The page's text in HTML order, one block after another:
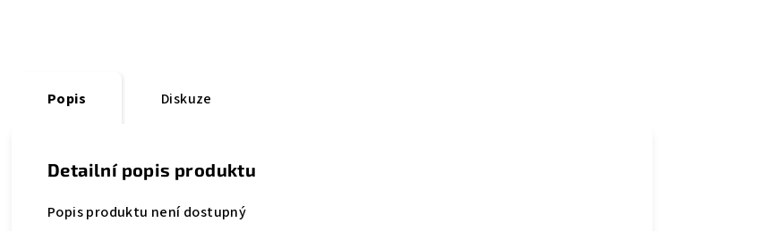
Popis Diskuze
Detailní popis produktu
Popis produktu není dostupný